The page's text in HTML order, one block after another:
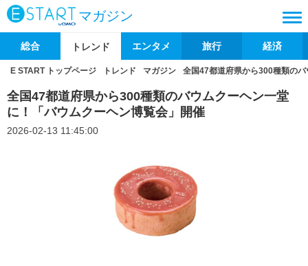
マガジン
総合 トレンド エンタメ 旅行 経済
E START トップページ トレンド マガジン 全国47都道府県から300種類の
全国47都道府県から300種類のバウムクーヘン一堂
に！「バウムクーヘン博覧会」開催
2026-02-13 11:45:00